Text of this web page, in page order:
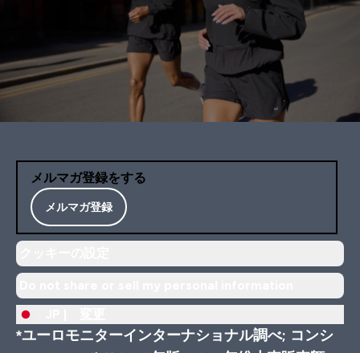
メルマガ登録をする
メルマガ登録
*ユーロモニターインターナショナル調べ; コンシ